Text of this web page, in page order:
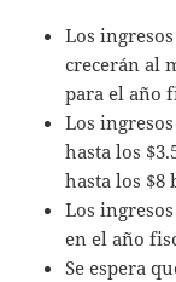
Los
crecerán al
para el año
Los
hasta los
hasta los $8
Los
en el año
Se espera